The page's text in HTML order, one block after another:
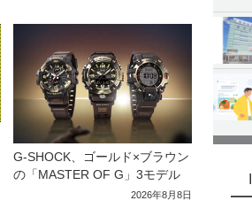
G-SHOCK、ゴールド×ブラウン
の「MASTER OF G」3モデル
2026年8月8日